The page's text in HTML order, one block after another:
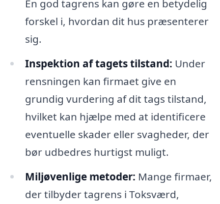
En god tagrens kan gøre en betydelig
forskel i, hvordan dit hus præsenterer
sig.
Inspektion af tagets tilstand: Under
rensningen kan firmaet give en
grundig vurdering af dit tags tilstand,
hvilket kan hjælpe med at identificere
eventuelle skader eller svagheder, der
bør udbedres hurtigst muligt.
Miljøvenlige metoder: Mange firmaer,
der tilbyder tagrens i Toksværd,